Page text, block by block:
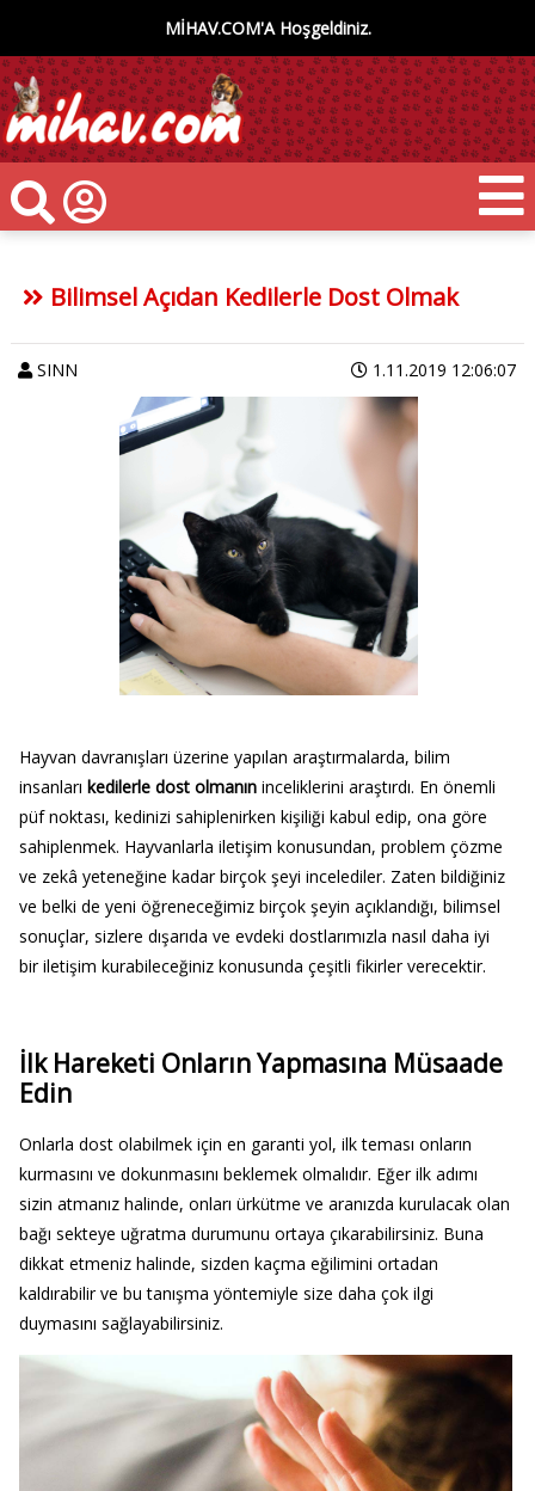
MİHAV.COM'A Hoşgeldiniz.
Bilimsel Açıdan Kedilerle Dost Olmak
SINN 1.11.2019 12:06:07
Hayvan davranışları üzerine yapılan araştırmalarda, bilim
insanları kedilerle dost olmanıninceliklerini araştırdı. En önemli
püf noktası, kedinizi sahiplenirken kişiliği kabul edip, ona göre
sahiplenmek. Hayvanlarla iletişim konusundan, problem çözme
ve zekâ yeteneğine kadar birçok şeyi incelediler. Zaten bildiğiniz
ve belki de yeni öğreneceğimiz birçok şeyin açıklandığı, bilimsel
sonuçlar, sizlere dışarıda ve evdeki dostlarımızla nasıl daha iyi
bir iletişim kurabileceğiniz konusunda çeşitli fikirler verecektir.
İlk Hareketi Onların Yapmasına Müsaade
Edin
Onlarla dost olabilmek için en garanti yol, ilk teması onların
kurmasını ve dokunmasını beklemek olmalıdır. Eğer ilk adımı
sizin atmanız halinde, onları ürkütme ve aranızda kurulacak olan
bağı sekteye uğratma durumunu ortaya çıkarabilirsiniz. Buna
dikkat etmeniz halinde, sizden kaçma eğilimini ortadan
kaldırabilir ve bu tanışma yöntemiyle size daha çok ilgi
duymasını sağlayabilirsiniz.